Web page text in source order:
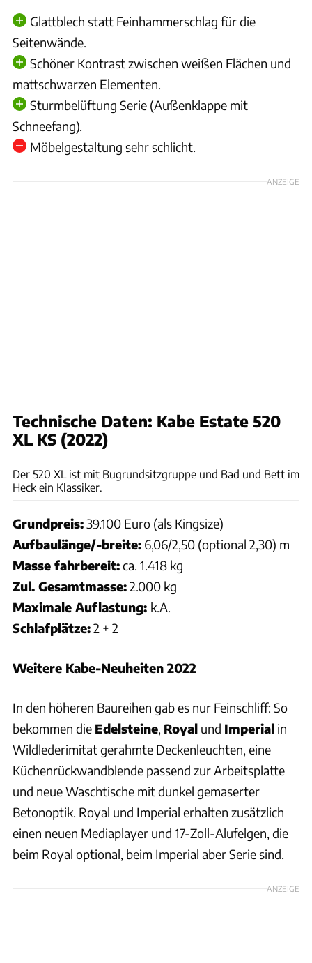
Glattblech statt Feinhammerschlag für die
Seitenwände.
Schöner Kontrast zwischen weißen Flächen und
mattschwarzen Elementen.
Sturmbelüftung Serie (Außenklappe mit
Schneefang).
Möbelgestaltung sehr schlicht.
ANZEIGE
Technische Daten: Kabe Estate 520
XL KS (2022)
Der 520 XL ist mit Bugrundsitzgruppe und Bad und Bett im
Heck ein Klassiker.
Grundpreis:39.100 Euro (als Kingsize)
Aufbaulänge/-breite: 6,06/2,50 (optional 2,30) m
Masse fahrbereit:ca. 1.418 kg
Zul. Gesamtmasse:2.000 kg
Maximale Auflastung: k.A.
Schlafplätze:2 + 2
Weitere Kabe-Neuheiten 2022
In den höheren Baureihen gab es nur Feinschliff: So
bekommen die Edelsteine, Royal und Imperial in
Wildlederimitat gerahmte Deckenleuchten, eine
Küchenrückwandblende passend zur Arbeitsplatte
und neue Waschtische mit dunkel gemaserter
Betonoptik. Royal und Imperial erhalten zusätzlich
einen neuen Mediaplayer und 17-Zoll-Alufelgen, die
beim Royal optional, beim Imperial aber Serie sind.
ANZEIGE